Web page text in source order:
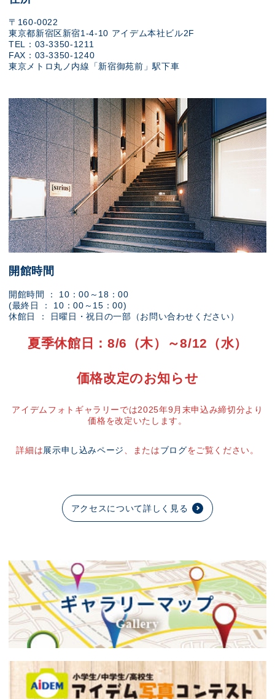
〒160-0022
東京都新宿区新宿1-4-10 アイデム本社ビル2F
TEL：03-3350-1211
FAX：03-3350-1240
東京メトロ丸ノ内線「新宿御苑前」駅下車
開館時間
開館時間 ： 10：00～18：00
(最終日 ： 10：00～15：00)
休館日 ： 日曜日・祝日の一部（お問い合わせください）
夏季休館日：8/6（木）～8/12（水）
価格改定のお知らせ
アイデムフォトギャラリーでは2025年9月末申込み締切分より
価格を改定いたします。
詳細は展示申し込みページ 、またはブログをご覧ください。
アクセスについて詳しく見る